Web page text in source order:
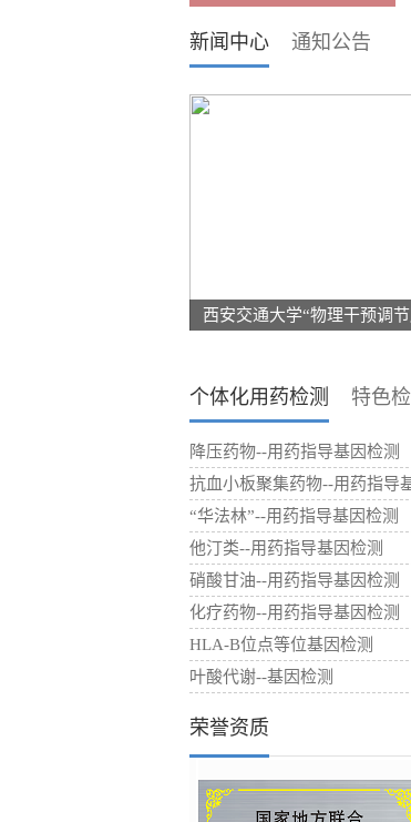
新闻中心 通知公告
西安交通大学“物理干预调
个体化用药检测 特色
降压药物--用药指导基因检测
抗血小板聚集药物--用药指导
“华法林”--用药指导基因检测
他汀类--用药指导基因检测
硝酸甘油--用药指导基因检测
化疗药物--用药指导基因检测
HLA-B位点等位基因检测
叶酸代谢--基因检测
荣誉资质